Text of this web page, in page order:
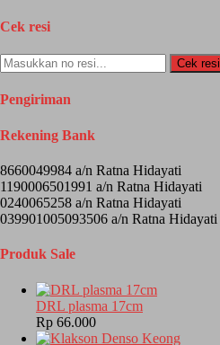
Cek resi
Cek resi
Pengiriman
Rekening Bank
8660049984 a/n Ratna Hidayati
1190006501991 a/n Ratna Hidayati
0240065258 a/n Ratna Hidayati
039901005093506 a/n Ratna Hidayati
Produk Sale
DRL plasma 17cm
Rp 66.000